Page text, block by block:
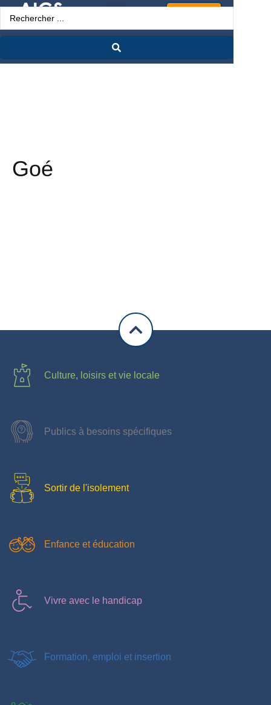
Goé
Culture, loisirs et vie locale
Publics à besoins spécifiques
Sortir de l'isolement
Enfance et éducation
Vivre avec le handicap
Formation, emploi et insertion